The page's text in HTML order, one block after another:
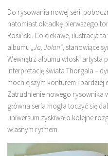
Do rysowania nowej serii
natomiast okładkę pierwszego
Rosiński. Co ciekawe, ilustracja
albumu „Ja, Jolan”, stanowiące
Wewnątrz albumu włoski artysta
interpretację świata Thorgala –
mocniejszym konturem i bardziej
Zatrudnienie nowego rysownika
główna seria mogła toczyć się
uniwersum zyskiwało kolejne
własnym rytmem.